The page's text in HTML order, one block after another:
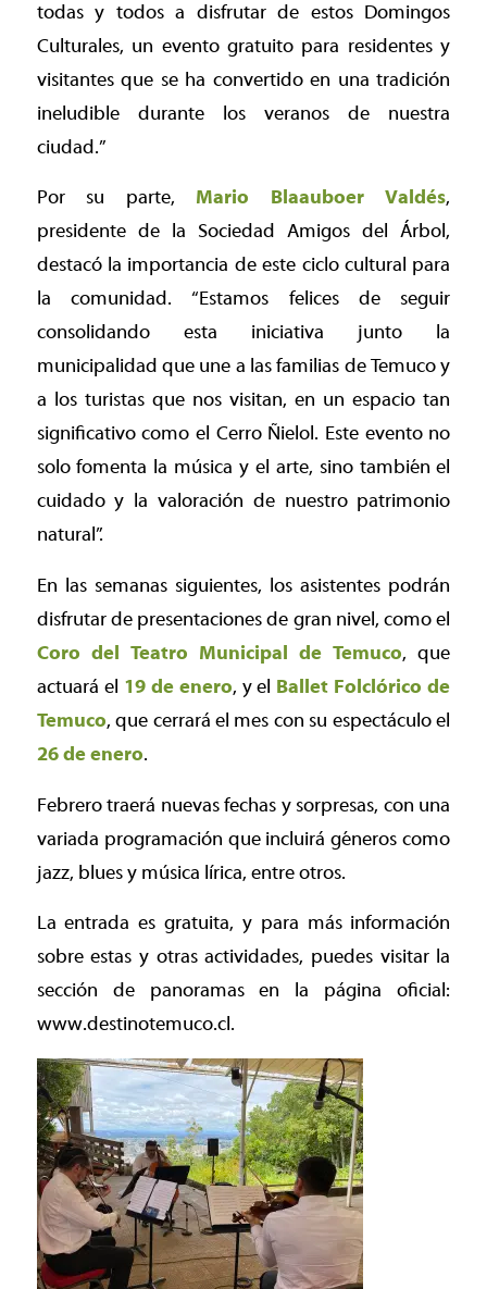
todas y todos a disfrutar de estos Domingos
Culturales, un evento gratuito para residentes y
visitantes que se ha convertido en una tradición
ineludible durante los veranos de nuestra
ciudad.”
Por su parte, Mario Blaauboer Valdés,
presidente de la Sociedad Amigos del Árbol,
destacó la importancia de este ciclo cultural para
la comunidad.“Estamos felices de seguir
consolidando esta iniciativa junto la
municipalidad que une a las familias de Temuco y
a los turistas que nos visitan, en un espacio tan
significativo como el Cerro Ñielol. Este evento no
solo fomenta la música y el arte, sino también el
cuidado y la valoración de nuestro patrimonio
natural”.
En las semanas siguientes, los asistentes podrán
disfrutar de presentaciones de gran nivel, como el
Coro del Teatro Municipal de Temuco, que
actuará el 19 de enero, y el Ballet Folclórico de
Temuco, que cerrará el mes con su espectáculo el
26 de enero.
Febrero traerá nuevas fechas y sorpresas, con una
variada programación que incluirá géneros como
jazz, blues y música lírica, entre otros.
La entrada es gratuita, y para más información
sobre estas y otras actividades, puedes visitar la
sección de panoramas en la página oficial:
www.destinotemuco.cl.